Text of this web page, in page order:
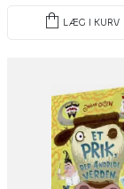
shopping_bag LÆG I KURV